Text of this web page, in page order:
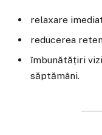
relaxare
reducerea
îmbunătățiri
săptămâni.